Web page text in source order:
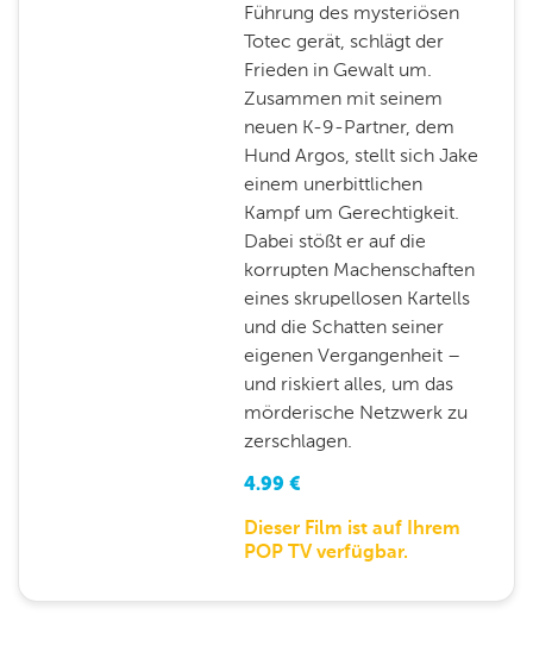
Führung des mysteriösen
Totec gerät, schlägt der
Frieden in Gewalt um.
Zusammen mit seinem
neuen K-9-Partner, dem
Hund Argos, stellt sich Jake
einem unerbittlichen
Kampf um Gerechtigkeit.
Dabei stößt er auf die
korrupten Machenschaften
eines skrupellosen Kartells
und die Schatten seiner
eigenen Vergangenheit –
und riskiert alles, um das
mörderische Netzwerk zu
zerschlagen.
4.99 €
Dieser Film ist auf Ihrem
POP TV verfügbar.